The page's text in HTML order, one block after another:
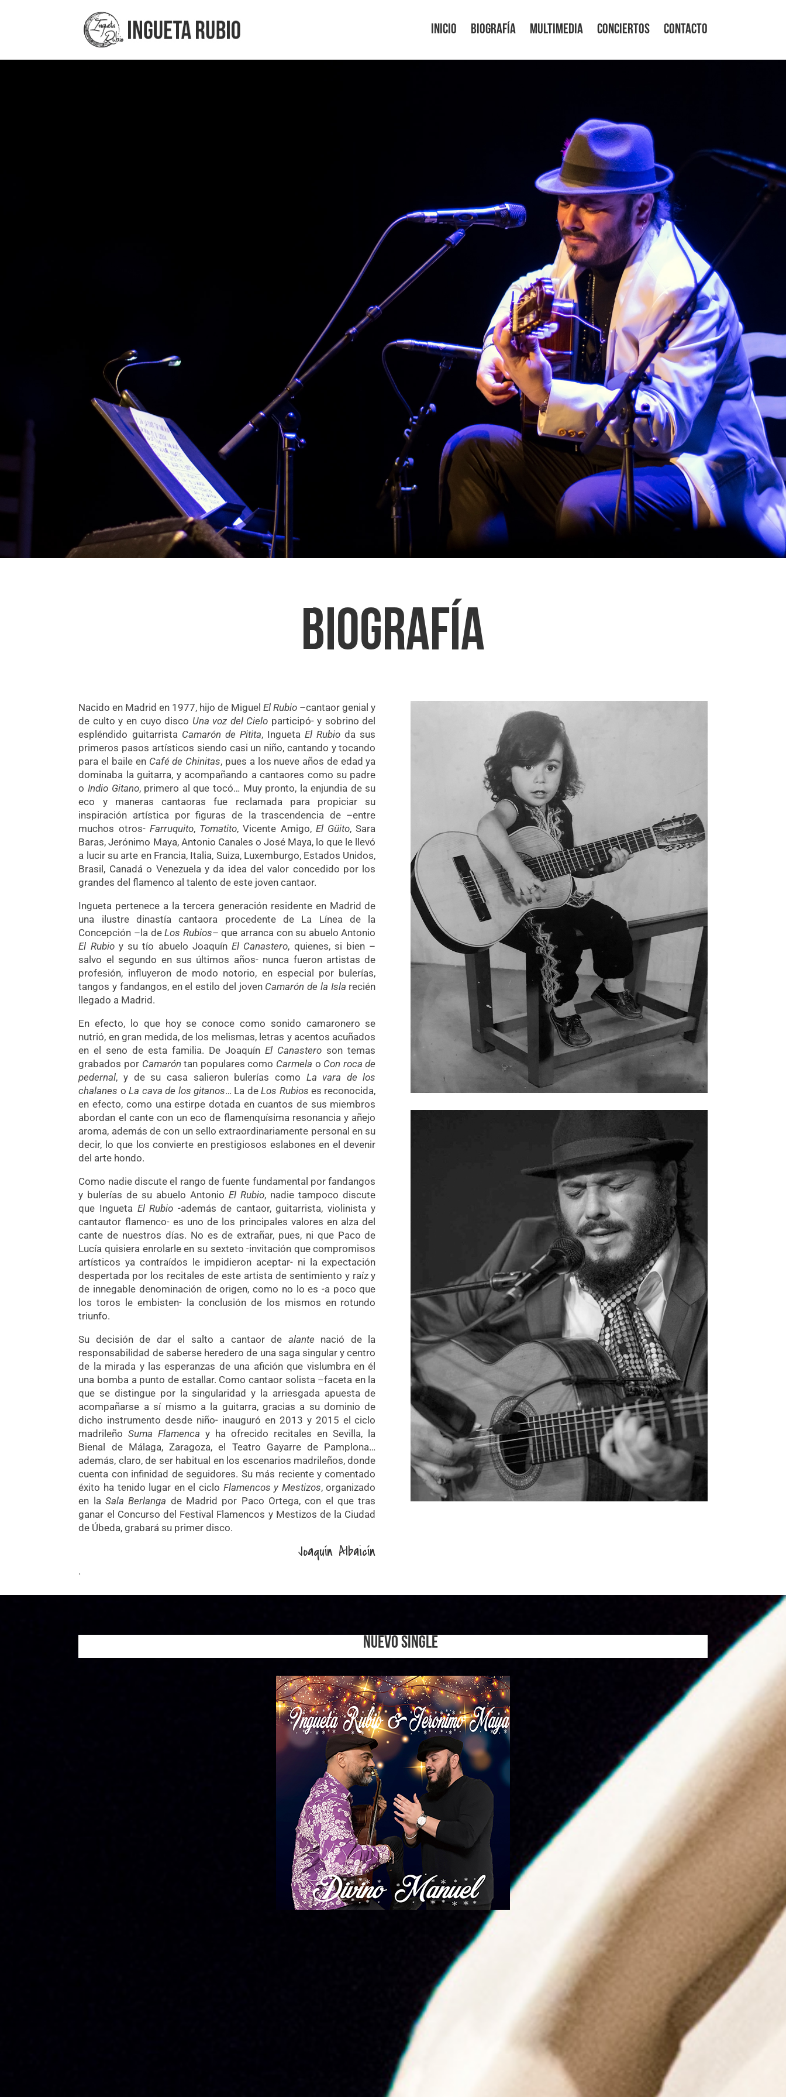
INICIO BIOGRAFÍA MULTIMEDIA CONCIERTOS CONTACTO
BIOGRAFÍA
Nacido en Madrid en 1977, hijo de MiguelEl Rubio –cantaor genial y
de culto y en cuyo disco Una voz del Cielo participó- y sobrino del
espléndido guitarrista Camarón de Pitita, InguetaEl Rubio da sus
primeros pasos artísticos siendo casi un niño, cantando y tocando
para el baile en Café de Chinitas, pues a los nueve años de edad ya
dominaba la guitarra, y acompañando a cantaores como su padre
o Indio Gitano, primero al que tocó… Muy pronto, la enjundia de su
eco y maneras cantaoras fue reclamada para propiciar su
inspiración artística por figuras de la trascendencia de –entre
muchos otros- Farruquito, Tomatito, Vicente Amigo, El Güito, Sara
Baras, Jerónimo Maya, Antonio Canales o José Maya, lo que le llevó
a lucir su arte en Francia, Italia, Suiza, Luxemburgo, Estados Unidos,
Brasil, Canadá o Venezuela y da idea del valor concedido por los
grandes del flamenco al talento de este joven cantaor.
Ingueta pertenece a la tercera generación residente en Madrid de
una ilustre dinastía cantaora procedente de La Línea de la
Concepción –la deLos Rubios– que arranca con su abuelo Antonio
El Rubioy su tío abuelo JoaquínEl Canastero, quienes, si bien –
salvo el segundo en sus últimos años- nunca fueron artistas de
profesión, influyeron de modo notorio, en especial por bulerías,
tangos y fandangos, en el estilo del joven Camarón de la Isla recién
llegado a Madrid.
En efecto, lo que hoy se conoce como sonido camaronero se
nutrió, en gran medida, de los melismas, letras y acentos acuñados
en el seno de esta familia. De JoaquínEl Canasteroson temas
grabados por Camarón tan populares como Carmela o Con roca de
pedernal, y de su casa salieron bulerías como La vara de los
chalanes oLa cava de los gitanos… La deLos Rubios es reconocida,
en efecto, como una estirpe dotada en cuantos de sus miembros
abordan el cante con un eco de flamenquísima resonancia y añejo
aroma, además de con un sello extraordinariamente personal en su
decir, lo que los convierte en prestigiosos eslabones en el devenir
del arte hondo.
Como nadie discute el rango de fuente fundamental por fandangos
y bulerías de su abuelo AntonioEl Rubio, nadie tampoco discute
que Ingueta El Rubio -además de cantaor, guitarrista, violinista y
cantautor flamenco- es uno de los principales valores en alza del
cante de nuestros días. No es de extrañar, pues, ni que Paco de
Lucía quisiera enrolarle en su sexteto -invitación que compromisos
artísticos ya contraídos le impidieron aceptar- ni la expectación
despertada por los recitales de este artista de sentimiento y raíz y
de innegable denominación de origen, como no lo es -a poco que
los toros le embisten- la conclusión de los mismos en rotundo
triunfo.
Su decisión de dar el salto a cantaor de alante nació de la
responsabilidad de saberse heredero de una saga singular y centro
de la mirada y las esperanzas de una afición que vislumbra en él
una bomba a punto de estallar. Como cantaor solista –faceta en la
que se distingue por la singularidad y la arriesgada apuesta de
acompañarse a sí mismo a la guitarra, gracias a su dominio de
dicho instrumento desde niño- inauguró en 2013 y 2015 el ciclo
madrileñoSuma Flamenca y ha ofrecido recitales en Sevilla, la
Bienal de Málaga, Zaragoza, el Teatro Gayarre de Pamplona…
además, claro, de ser habitual en los escenarios madrileños, donde
cuenta con infinidad de seguidores. Su más reciente y comentado
éxito ha tenido lugar en el ciclo Flamencos y Mestizos, organizado
en laSala Berlanga de Madrid por Paco Ortega, con el que tras
ganar el Concurso del Festival Flamencos y Mestizos de la Ciudad
de Úbeda, grabará su primer disco.
Joaquín Albaicín
.
NUEVO SINGLE